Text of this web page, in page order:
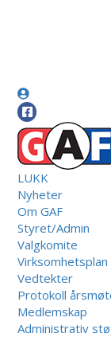
LUKK
Nyheter
Om GAF
Styret/Admin
Valgkomite
Virksomhetsplan
Vedtekter
Protokoll
Medlemskap
Administrativ